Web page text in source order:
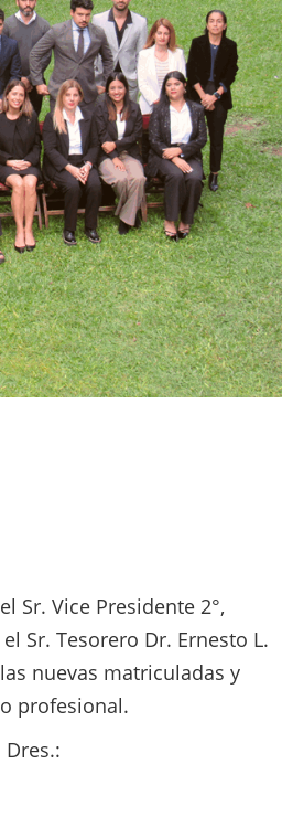
Sr. Vice Presidente 2°,
Sr. Tesorero Dr. Ernesto L.
nuevas matriculadas y
profesional.